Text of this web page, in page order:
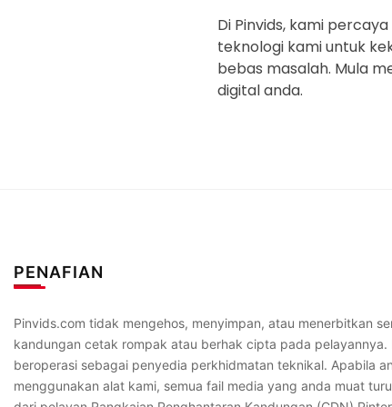
Di Pinvids, kami
teknologi kami untuk
bebas masalah. Mula
digital anda.
PENAFIAN
Pinvids.com tidak mengehos, menyimpan, atau menerbitkan
kandungan cetak rompak atau berhak cipta pada pelayannya.
beroperasi sebagai penyedia perkhidmatan teknikal. Apabila
menggunakan alat kami, semua fail media yang anda muat